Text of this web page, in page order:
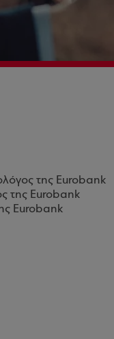
της Eurobank
της Eurobank
Eurobank